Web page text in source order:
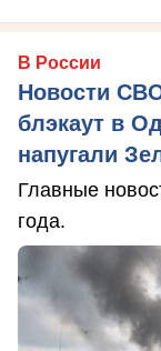
В России
Новости
блэкаут в
напугали
Главные
года.